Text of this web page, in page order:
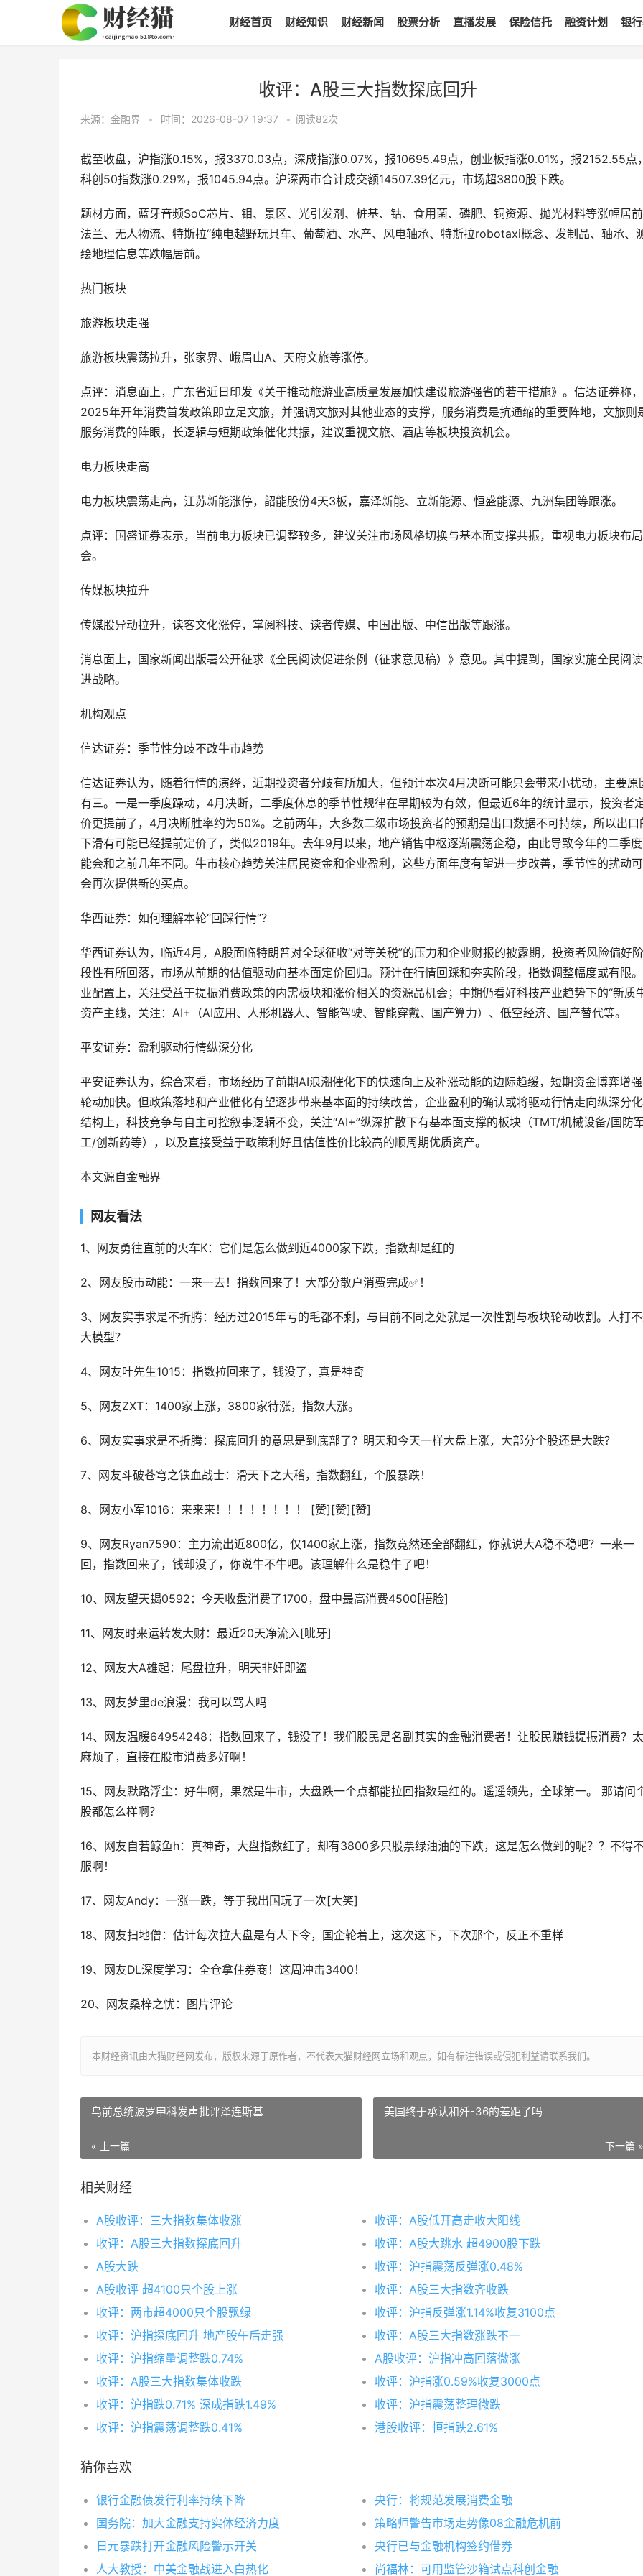
财经首页 财经知识 财经新闻 股票分析 直播发展 保险信托 融资计划 银
收评：A股三大指数探底回升
来源：金融界 • 时间：2026-08-07 19:37 • 阅读82次
截至收盘，沪指涨0.15%，报3370.03点，深成指涨0.07%，报10695.49点，创业板指涨0.01%，报2152.55点
科创50指数涨0.29%，报1045.94点。沪深两市合计成交额14507.39亿元，市场超3800股下跌。
题材方面，蓝牙音频SoC芯片、钼、景区、光引发剂、桩基、钴、食用菌、磷肥、铜资源、抛光材料等涨幅居
法兰、无人物流、特斯拉“纯电越野玩具车、葡萄酒、水产、风电轴承、特斯拉robotaxi概念、发制品、轴承、
绘地理信息等跌幅居前。
热门板块
旅游板块走强
旅游板块震荡拉升，张家界、峨眉山A、天府文旅等涨停。
点评：消息面上，广东省近日印发《关于推动旅游业高质量发展加快建设旅游强省的若干措施》。信达证券称，
2025年开年消费首发政策即立足文旅，并强调文旅对其他业态的支撑，服务消费是抗通缩的重要阵地，文旅则
服务消费的阵眼，长逻辑与短期政策催化共振，建议重视文旅、酒店等板块投资机会。
电力板块走高
电力板块震荡走高，江苏新能涨停，韶能股份4天3板，嘉泽新能、立新能源、恒盛能源、九洲集团等跟涨。
点评：国盛证券表示，当前电力板块已调整较多，建议关注市场风格切换与基本面支撑共振，重视电力板块布
会。
传媒板块拉升
传媒股异动拉升，读客文化涨停，掌阅科技、读者传媒、中国出版、中信出版等跟涨。
消息面上，国家新闻出版署公开征求《全民阅读促进条例（征求意见稿）》意见。其中提到，国家实施全民阅
进战略。
机构观点
信达证券：季节性分歧不改牛市趋势
信达证券认为，随着行情的演绎，近期投资者分歧有所加大，但预计本次4月决断可能只会带来小扰动，主要原
有三。一是一季度躁动，4月决断，二季度休息的季节性规律在早期较为有效，但最近6年的统计显示，投资者
价更提前了，4月决断胜率约为50%。之前两年，大多数二级市场投资者的预期是出口数据不可持续，所以出口
下滑有可能已经提前定价了，类似2019年。去年9月以来，地产销售中枢逐渐震荡企稳，由此导致今年的二季
能会和之前几年不同。牛市核心趋势关注居民资金和企业盈利，这些方面年度有望进一步改善，季节性的扰动
会再次提供新的买点。
华西证券：如何理解本轮“回踩行情”？
华西证券认为，临近4月，A股面临特朗普对全球征收“对等关税”的压力和企业财报的披露期，投资者风险偏好阶
段性有所回落，市场从前期的估值驱动向基本面定价回归。预计在行情回踩和夯实阶段，指数调整幅度或有限
业配置上，关注受益于提振消费政策的内需板块和涨价相关的资源品机会；中期仍看好科技产业趋势下的“新质
资产主线，关注：AI+（AI应用、人形机器人、智能驾驶、智能穿戴、国产算力）、低空经济、国产替代等。
平安证券：盈利驱动行情纵深分化
平安证券认为，综合来看，市场经历了前期AI浪潮催化下的快速向上及补涨动能的边际趋缓，短期资金博弈增
轮动加快。但政策落地和产业催化有望逐步带来基本面的持续改善，企业盈利的确认或将驱动行情走向纵深分
结构上，科技竞争与自主可控叙事逻辑不变，关注“AI+”纵深扩散下有基本面支撑的板块（TMT/机械设备/国防
工/创新药等），以及直接受益于政策利好且估值性价比较高的顺周期优质资产。
本文源自金融界
网友看法
1、网友勇往直前的火车K：它们是怎么做到近4000家下跌，指数却是红的
2、网友股市动能：一来一去！指数回来了！大部分散户消费完成✅！
3、网友实事求是不折腾：经历过2015年亏的毛都不剩，与目前不同之处就是一次性割与板块轮动收割。人打
大模型？
4、网友叶先生1015：指数拉回来了，钱没了，真是神奇
5、网友ZXT：1400家上涨，3800家待涨，指数大涨。
6、网友实事求是不折腾：探底回升的意思是到底部了？明天和今天一样大盘上涨，大部分个股还是大跌？
7、网友斗破苍穹之铁血战士：滑天下之大稽，指数翻红，个股暴跌！
8、网友小军1016：来来来！！！！！！！！ [赞][赞][赞]
9、网友Ryan7590：主力流出近800亿，仅1400家上涨，指数竟然还全部翻红，你就说大A稳不稳吧？一来一
回，指数回来了，钱却没了，你说牛不牛吧。该理解什么是稳牛了吧！
10、网友望天蝎0592：今天收盘消费了1700，盘中最高消费4500[捂脸]
11、网友时来运转发大财：最近20天净流入[呲牙]
12、网友大A雄起：尾盘拉升，明天非奸即盗
13、网友梦里de浪漫：我可以骂人吗
14、网友温暖64954248：指数回来了，钱没了！我们股民是名副其实的金融消费者！让股民赚钱提振消费？太
麻烦了，直接在股市消费多好啊！
15、网友默路浮尘：好牛啊，果然是牛市，大盘跌一个点都能拉回指数是红的。遥遥领先，全球第一。 那请问
股都怎么样啊？
16、网友自若鲸鱼h：真神奇，大盘指数红了，却有3800多只股票绿油油的下跌，这是怎么做到的呢？？不得
服啊！
17、网友Andy：一涨一跌，等于我出国玩了一次[大笑]
18、网友扫地僧：估计每次拉大盘是有人下令，国企轮着上，这次这下，下次那个，反正不重样
19、网友DL深度学习：全仓拿住券商！这周冲击3400！
20、网友桑梓之忧：图片评论
本财经资讯由大猫财经网发布，版权来源于原作者，不代表大猫财经网立场和观点，如有标注错误或侵犯利益请联系我们。
乌前总统波罗申科发声批评泽连斯基
« 上一篇
美国终于承认和歼-36的差距了吗
下一篇 »
相关财经
A股收评：三大指数集体收涨
收评：A股低开高走收大阳线
收评：A股三大指数探底回升
收评：A股大跳水 超4900股下跌
A股大跌
收评：沪指震荡反弹涨0.48%
A股收评 超4100只个股上涨
收评：A股三大指数齐收跌
收评：两市超4000只个股飘绿
收评：沪指反弹涨1.14%收复3100点
收评：沪指探底回升 地产股午后走强
收评：A股三大指数涨跌不一
收评：沪指缩量调整跌0.74%
A股收评：沪指冲高回落微涨
收评：A股三大指数集体收跌
收评：沪指涨0.59%收复3000点
收评：沪指跌0.71% 深成指跌1.49%
收评：沪指震荡整理微跌
收评：沪指震荡调整跌0.41%
港股收评：恒指跌2.61%
猜你喜欢
银行金融债发行利率持续下降
央行：将规范发展消费金融
国务院：加大金融支持实体经济力度
策略师警告市场走势像08金融危机前
日元暴跌打开金融风险警示开关
央行已与金融机构签约借券
人大教授：中美金融战进入白热化
尚福林：可用监管沙箱试点科创金融